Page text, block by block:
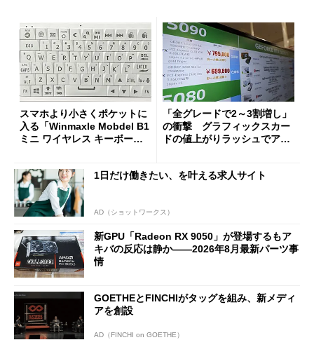
スマホより小さくポケットに
入る「Winmaxle Mobdel B1
ミニ ワイヤレス キーボー
「全グレードで2～3割増し」
の衝撃 グラフィックスカー
ドの値上がりラッシュでアキ
1日だけ働きたい、を叶える求人サイト
AD（ショットワークス）
新GPU「Radeon RX 9050」が登場するもア
キバの反応は静か――2026年8月最新パーツ事
情
GOETHEとFINCHIがタッグを組み、新メディ
アを創設
AD（FINCHI on GOETHE）